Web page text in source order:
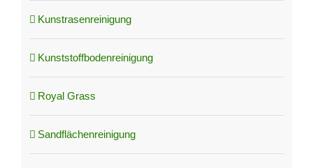
Kunstrasenreinigung
Kunststoffbodenreinigung
Royal Grass
Sandflächenreinigung